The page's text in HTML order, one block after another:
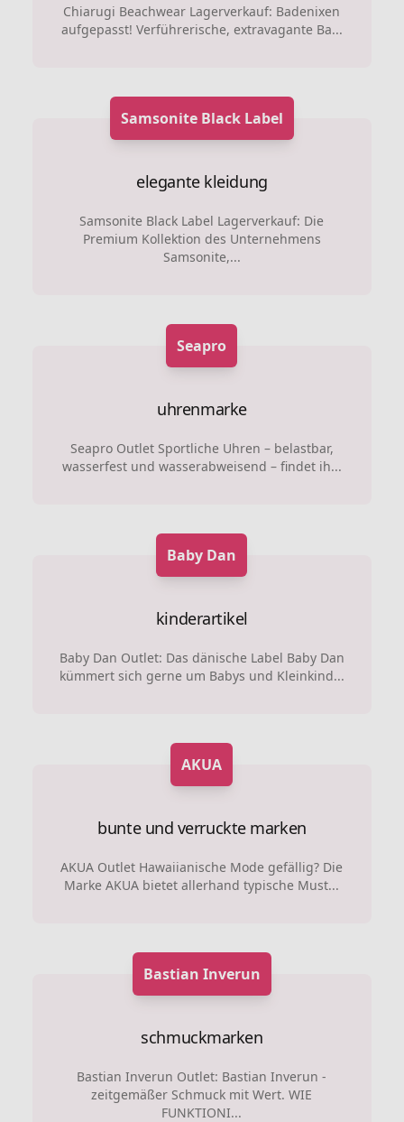
Chiarugi Beachwear Lagerverkauf: Badenixen
aufgepasst! Verführerische, extravagante Ba...
Samsonite Black Label
elegante kleidung
Samsonite Black Label Lagerverkauf: Die
Premium Kollektion des Unternehmens
Samsonite,...
Seapro
uhrenmarke
Seapro Outlet Sportliche Uhren – belastbar,
wasserfest und wasserabweisend – findet ih...
Baby Dan
kinderartikel
Baby Dan Outlet: Das dänische Label Baby Dan
kümmert sich gerne um Babys und Kleinkind...
AKUA
bunte und verruckte marken
AKUA Outlet Hawaiianische Mode gefällig? Die
Marke AKUA bietet allerhand typische Must...
Bastian Inverun
schmuckmarken
Bastian Inverun Outlet: Bastian Inverun -
zeitgemäßer Schmuck mit Wert. WIE
FUNKTIONI...